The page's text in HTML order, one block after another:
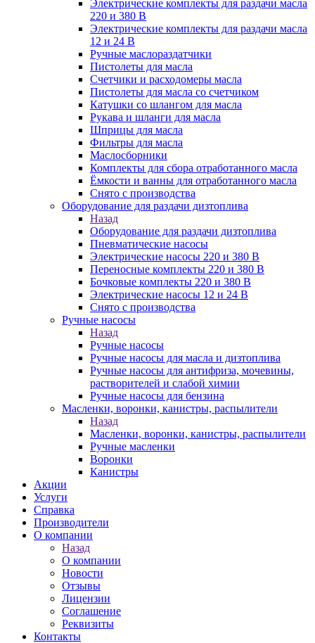
Электрические комплекты для раздачи масла
220 и 380 В
Электрические комплекты для раздачи масла
12 и 24 В
Ручные маслораздатчики
Пистолеты для масла
Счетчики и расходомеры масла
Пистолеты для масла со счетчиком
Катушки со шлангом для масла
Рукава и шланги для масла
Шприцы для масла
Фильтры для масла
Маслосборники
Комплекты для сбора отработанного масла
Ёмкости и ванны для отработанного масла
Снято с производства
Оборудование для раздачи дизтоплива
Назад
Оборудование для раздачи дизтоплива
Пневматические насосы
Электрические насосы 220 и 380 В
Переносные комплекты 220 и 380 В
Бочковые комплекты 220 и 380 В
Электрические насосы 12 и 24 В
Снято с производства
Ручные насосы
Назад
Ручные насосы
Ручные насосы для масла и дизтоплива
Ручные насосы для антифриза, мочевины,
растворителей и слабой химии
Ручные насосы для бензина
Масленки, воронки, канистры, распылители
Назад
Масленки, воронки, канистры, распылители
Ручные масленки
Воронки
Канистры
Акции
Услуги
Справка
Производители
О компании
Назад
О компании
Новости
Отзывы
Лицензии
Соглашение
Реквизиты
Контакты